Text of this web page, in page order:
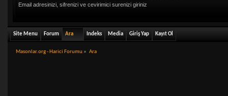
Email adresinizi, sifrenizi ve cevirimici surenizi giriniz
Site Menu Forum Ara Indeks Media Giriş Yap Kayıt Ol
Masonlar.org - Harici Forumu » Ara